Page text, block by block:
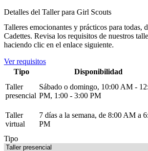
Detalles del Taller para Girl Scouts
Talleres emocionantes y prácticos para todas,
Cadettes. Revisa los requisitos de nuestros
haciendo clic en el enlace siguiente.
Ver requisitos(Abrir en una pestaña nueva)
Tipo
Disponibilidad
Taller
presencial
Sábado o domingo, 10:00 AM -
PM, 1:00 - 3:00 PM
Taller
virtual
7 días a la semana, de 8:00 AM a
PM
Tipo